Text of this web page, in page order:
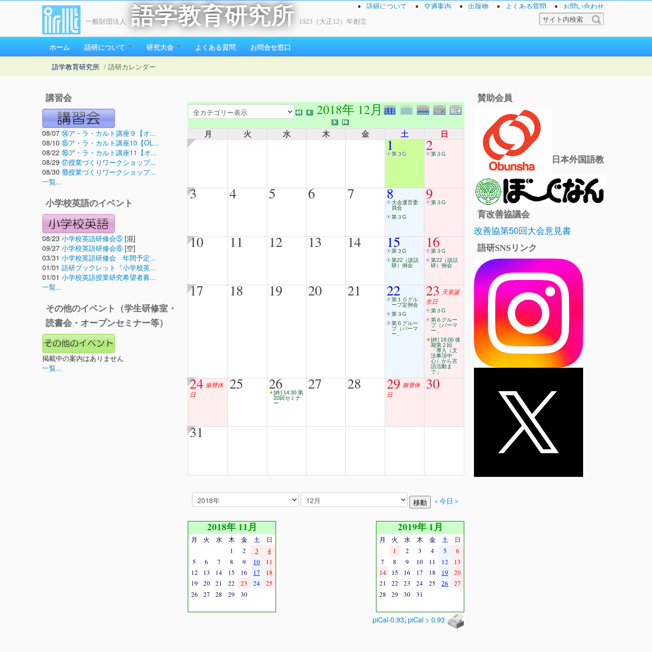
一般財団法人 語学教育研究所 1923（大正12）年創立
語研について 交通案内 出版物 よくある質問 お問い合わせ
ホーム 語研について 研究大会 よくある質問 お問合せ窓口
語学教育研究所 / 語研カレンダー
講習会
08/07 ⑭ア・ラ・カルト講座９【オ...
08/10 ⑮ア・ラ・カルト講座10【OL...
08/22 ⑯ア・ラ・カルト講座11【オ...
08/29 ⑰授業づくりワークショップ...
08/30 ⑱授業づくりワークショップ...
一覧...
小学校英語のイベント
08/23 小学校英語研修会⑤ [混]
09/27 小学校英語研修会⑥ [空]
03/31 小学校英語研修会 年間予定...
01/01 語研ブックレット『小学校英...
01/01 小学校英語授業研究希望者募...
一覧...
その他のイベント（学生研修室・
読書会・オープンセミナー等）
掲載中の案内はありません
一覧...
2018年 12月
月 火 水 木 金 土 日
1第３G 2第３G
3 4 5 6 7 8大会運営委
員会
第３G
9第３G
10 11 12 13 14 15
第３G
第22（談話
研）例会
16
第３G
第22（談話
研）例会
17 18 19 20 21 22
第１０グル
ープ定例会
第３G
第６グルー
プ（パーマ
ー..
23 天皇誕
生日
第３G
第６グルー
プ（パーマ
ー..
[終] 18:00 後
期第２回
「導入（文
法事項中
心）から言
語活動ま
で」
24 振替休
日
25 26
[終] 14:30 第
20回セミナ
ー
27 28 29 振替休
日
30
31
＜今日＞
2018年 11月
月 火 水 木 金 土
日
1
2 3
4
5
6 7 8 9 10
11
12
13 14 15 16 17
18
19
20 21 22 23 24
25
26
27 28 29 30
2019年 1月
月 火 水 木 金 土
日
1
2 3 4 5
6
7
8 9 10 11 12
13
14
15 16 17 18 19
20
21
22 23 24 25 26
27
28
29 30 31
piCal-0.93, piCal > 0.93
賛助会員
日本外国語教
育改善協議会
改善協第50回大会意見書
語研SNSリンク